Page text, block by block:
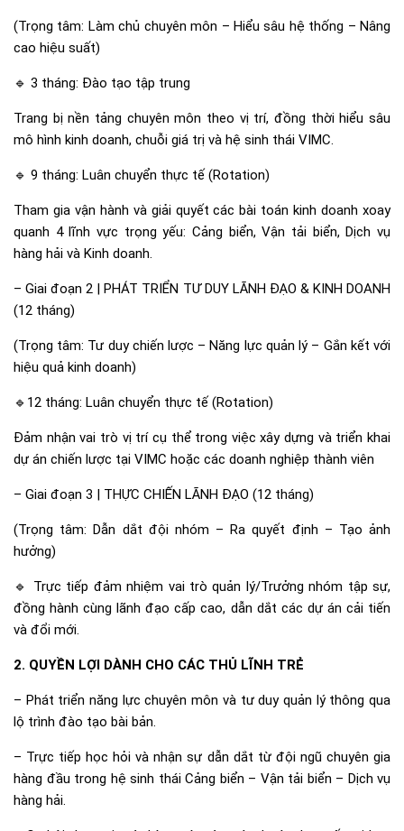
(Trọng tâm: Làm chủ chuyên môn – Hiểu sâu hệ thống – Nâng
cao hiệu suất)
🔹 3 tháng: Đào tạo tập trung
Trang bị nền tảng chuyên môn theo vị trí, đồng thời hiểu sâu
mô hình kinh doanh, chuỗi giá trị và hệ sinh thái VIMC.
🔹 9 tháng: Luân chuyển thực tế (Rotation)
Tham gia vận hành và giải quyết các bài toán kinh doanh xoay
quanh 4 lĩnh vực trọng yếu: Cảng biển, Vận tải biển, Dịch vụ
hàng hải và Kinh doanh.
– Giai đoạn 2 | PHÁT TRIỂN TƯ DUY LÃNH ĐẠO & KINH DOANH
(12 tháng)
(Trọng tâm: Tư duy chiến lược – Năng lực quản lý – Gắn kết với
hiệu quả kinh doanh)
🔹12 tháng: Luân chuyển thực tế (Rotation)
Đảm nhận vai trò vị trí cụ thể trong việc xây dựng và triển khai
dự án chiến lược tại VIMC hoặc các doanh nghiệp thành viên
– Giai đoạn 3 | THỰC CHIẾN LÃNH ĐẠO (12 tháng)
(Trọng tâm: Dẫn dắt đội nhóm – Ra quyết định – Tạo ảnh
hưởng)
🔹 Trực tiếp đảm nhiệm vai trò quản lý/Trưởng nhóm tập sự,
đồng hành cùng lãnh đạo cấp cao, dẫn dắt các dự án cải tiến
và đổi mới.
2. QUYỀN LỢI DÀNH CHO CÁC THỦ LĨNH TRẺ
– Phát triển năng lực chuyên môn và tư duy quản lý thông qua
lộ trình đào tạo bài bản.
– Trực tiếp học hỏi và nhận sự dẫn dắt từ đội ngũ chuyên gia
hàng đầu trong hệ sinh thái Cảng biển – Vận tải biển – Dịch vụ
hàng hải.